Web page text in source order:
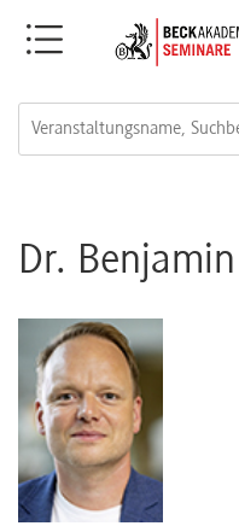
Menü
Webinare
e-
Learnings
Dr.